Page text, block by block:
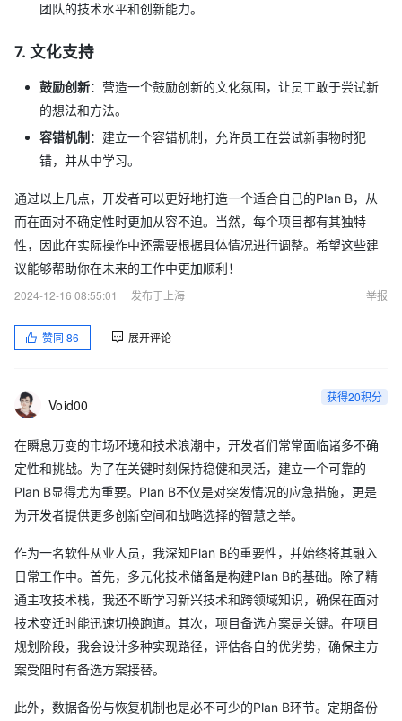
团队的技术水平和创新能力。
7. 文化支持
鼓励创新：营造一个鼓励创新的文化氛围，让员工敢于尝试新
的想法和方法。
容错机制 ：建立一个容错机制，允许员工在尝试新事物时犯
错，并从中学习。
通过以上几点，开发者可以更好地打造一个适合自己的Plan B，从
而在面对不确定性时更加从容不迫。当然，每个项目都有其独特
性，因此在实际操作中还需要根据具体情况进行调整。希望这些建
议能够帮助你在未来的工作中更加顺利！
2024-12-16 08:55:01
发布于上海 举报
赞同 86 展开评论
Void00 获得20积分
在瞬息万变的市场环境和技术浪潮中，开发者们常常面临诸多不确
定性和挑战。为了在关键时刻保持稳健和灵活，建立一个可靠的
Plan B显得尤为重要。Plan B不仅是对突发情况的应急措施，更是
为开发者提供更多创新空间和战略选择的智慧之举。
作为一名软件从业人员，我深知Plan B的重要性，并始终将其融入
日常工作中。首先，多元化技术储备是构建Plan B的基础。除了精
通主攻技术栈，我还不断学习新兴技术和跨领域知识，确保在面对
技术变迁时能迅速切换跑道。其次，项目备选方案是关键。在项目
规划阶段，我会设计多种实现路径，评估各自的优劣势，确保主方
案受阻时有备选方案接替。
此外，数据备份与恢复机制也是必不可少的Plan B环节。定期备份